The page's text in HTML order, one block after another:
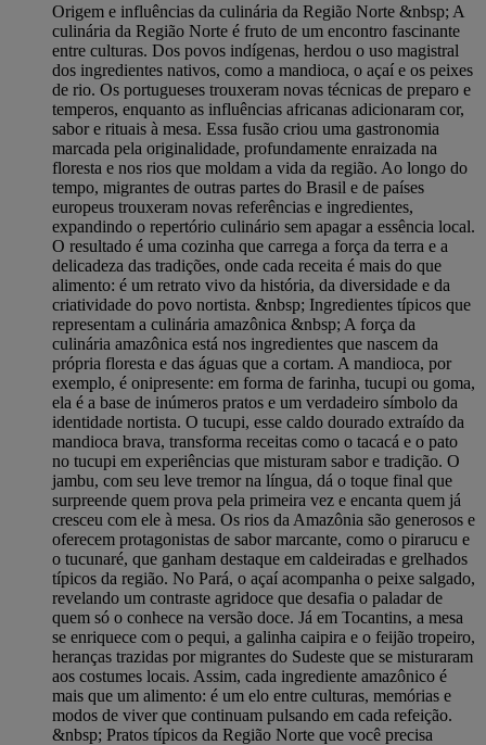
Origem e influências da culinária da Região Norte &nbsp; A
culinária da Região Norte é fruto de um encontro fascinante
entre culturas. Dos povos indígenas, herdou o uso magistral
dos ingredientes nativos, como a mandioca, o açaí e os peixes
de rio. Os portugueses trouxeram novas técnicas de preparo e
temperos, enquanto as influências africanas adicionaram cor,
sabor e rituais à mesa. Essa fusão criou uma gastronomia
marcada pela originalidade, profundamente enraizada na
floresta e nos rios que moldam a vida da região. Ao longo do
tempo, migrantes de outras partes do Brasil e de países
europeus trouxeram novas referências e ingredientes,
expandindo o repertório culinário sem apagar a essência local.
O resultado é uma cozinha que carrega a força da terra e a
delicadeza das tradições, onde cada receita é mais do que
alimento: é um retrato vivo da história, da diversidade e da
criatividade do povo nortista. &nbsp; Ingredientes típicos que
representam a culinária amazônica &nbsp; A força da
culinária amazônica está nos ingredientes que nascem da
própria floresta e das águas que a cortam. A mandioca, por
exemplo, é onipresente: em forma de farinha, tucupi ou goma,
ela é a base de inúmeros pratos e um verdadeiro símbolo da
identidade nortista. O tucupi, esse caldo dourado extraído da
mandioca brava, transforma receitas como o tacacá e o pato
no tucupi em experiências que misturam sabor e tradição. O
jambu, com seu leve tremor na língua, dá o toque final que
surpreende quem prova pela primeira vez e encanta quem já
cresceu com ele à mesa. Os rios da Amazônia são generosos e
oferecem protagonistas de sabor marcante, como o pirarucu e
o tucunaré, que ganham destaque em caldeiradas e grelhados
típicos da região. No Pará, o açaí acompanha o peixe salgado,
revelando um contraste agridoce que desafia o paladar de
quem só o conhece na versão doce. Já em Tocantins, a mesa
se enriquece com o pequi, a galinha caipira e o feijão tropeiro,
heranças trazidas por migrantes do Sudeste que se misturaram
aos costumes locais. Assim, cada ingrediente amazônico é
mais que um alimento: é um elo entre culturas, memórias e
modos de viver que continuam pulsando em cada refeição.
&nbsp; Pratos típicos da Região Norte que você precisa